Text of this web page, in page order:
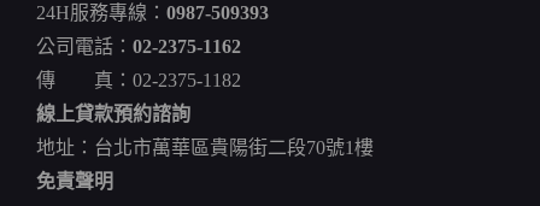
24H服務專線： 0987-509393
公司電話： 02-2375-1162
傳 真：02-2375-1182
線上貸款預約諮詢
地址：台北市萬華區貴陽街二段70號1樓
免責聲明